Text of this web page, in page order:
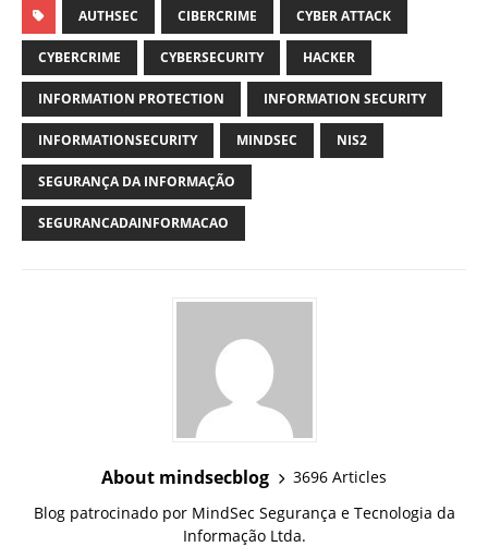
AUTHSEC CIBERCRIME CYBER ATTACK
CYBERCRIME CYBERSECURITY HACKER
INFORMATION PROTECTION INFORMATION SECURITY
INFORMATIONSECURITY MINDSEC NIS2
SEGURANÇA DA INFORMAÇÃO
SEGURANCADAINFORMACAO
About mindsecblog
3696 Articles
Blog patrocinado por MindSec Segurança e Tecnologia da
Informação Ltda.